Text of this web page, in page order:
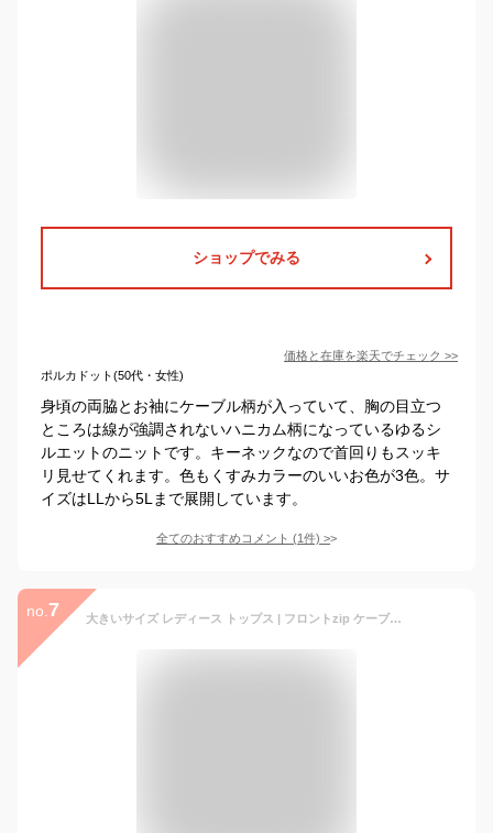
ショップでみる
価格と在庫を楽天でチェック >>
ポルカドット(50代・女性)
身頃の両脇とお袖にケーブル柄が入っていて、胸の目立つ
ところは線が強調されないハニカム柄になっているゆるシ
ルエットのニットです。キーネックなので首回りもスッキ
リ見せてくれます。色もくすみカラーのいいお色が3色。サ
イズはLLから5Lまで展開しています。
全てのおすすめコメント (1件) >
no. 7 大きいサイズ レディース トップス | フロントzip ケーブル ニット パーカー _ アウター プルオーバー LL 3L 4L 秋 秋物 秋服 冬 冬物 冬服 ぽっちゃり ゆったり かわいい おしゃれ カジュアル プラスサイズ 上着 羽織り ジップアップ フード [2281565]